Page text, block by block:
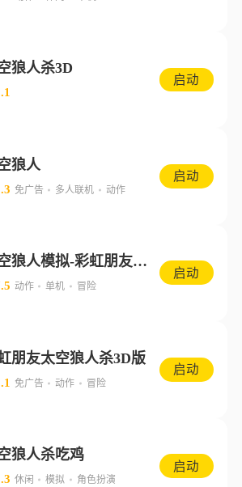
狼人杀3D
启动
狼人
免广告 多人联机 动作
启动
太空狼人模拟-彩虹朋友捉迷藏
动作 单机 冒险
启动
朋友太空狼人杀3D版
免广告 动作 冒险
启动
狼人杀吃鸡
休闲 模拟 角色扮演
启动